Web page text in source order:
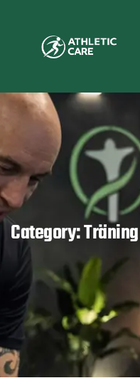
Category: Träning